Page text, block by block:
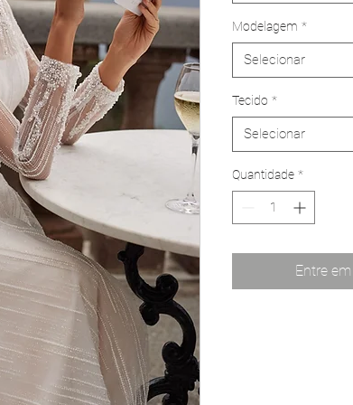
Modelagem *
Selecionar
Tecido *
Selecionar
Quantidade *
Entre